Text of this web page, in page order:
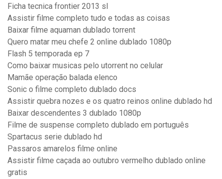
Ficha tecnica frontier 2013 sl
Assistir filme completo tudo e todas as coisas
Baixar filme aquaman dublado torrent
Quero matar meu chefe 2 online dublado 1080p
Flash 5 temporada ep 7
Como baixar musicas pelo utorrent no celular
Mamãe operação balada elenco
Sonic o filme completo dublado docs
Assistir quebra nozes e os quatro reinos online dublado hd
Baixar descendentes 3 dublado 1080p
Filme de suspense completo dublado em português
Spartacus serie dublado hd
Passaros amarelos filme online
Assistir filme caçada ao outubro vermelho dublado online
gratis